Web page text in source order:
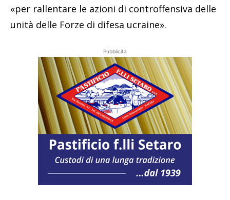
«per rallentare le azioni di controffensiva delle
unità delle Forze di difesa ucraine».
Pubblicità